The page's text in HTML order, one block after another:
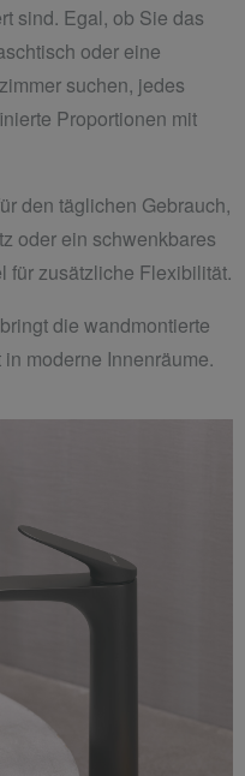
sind. Egal, ob Sie das
oder eine
suchen, jedes
Proportionen mit
den täglichen Gebrauch,
oder ein schwenkbares
für zusätzliche Flexibilität.
die wandmontierte
moderne Innenräume.